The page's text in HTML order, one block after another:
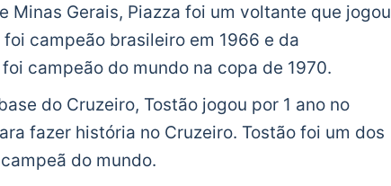
Minas Gerais, Piazza foi um voltante que jogou
campeão brasileiro em 1966 e da
campeão do mundo na copa de 1970.
do Cruzeiro, Tostão jogou por 1 ano no
fazer história no Cruzeiro. Tostão foi um dos
do mundo.